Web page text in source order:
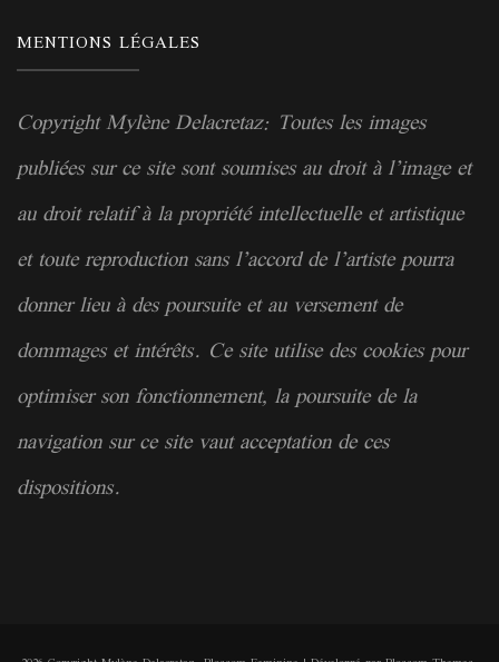
MENTIONS LÉGALES
Copyright Mylène Delacretaz: Toutes les images
publiées sur ce site sont soumises au droit à l’image et
au droit relatif à lapropriétéintellectuelle et artistique
et toute reproduction sans l’accord de l’artiste pourra
donner lieu à des poursuite et au versement de
dommages et intérêts. Ce site utilise des cookies pour
optimiser son fonctionnement, la poursuite de la
navigation sur ce site vaut acceptation de ces
dispositions.